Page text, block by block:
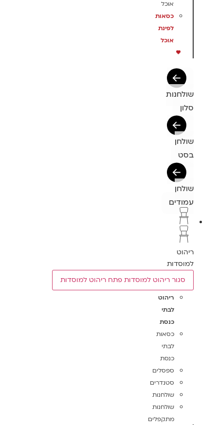
אוכל
כסאות
לפינת
אוכל
שולחנות
סלון
שולחן
בסט
שולחן
עמודים
ריהוט
למוסדות
סגור ריהוט למוסדות פתח ריהוט למוסדות
ריהוט
לבתי
כנסת
כסאות
לבתי
כנסת
ספסלים
סטנדרים
שולחנות
שולחנות
מתקפלים